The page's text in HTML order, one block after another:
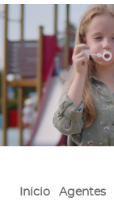
Ingresar a
Para
Para
Inicio Agentes